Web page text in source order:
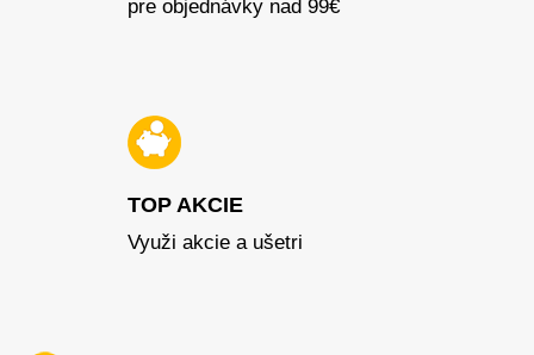
pre objednávky nad 99€
TOP AKCIE
Využi akcie a ušetri